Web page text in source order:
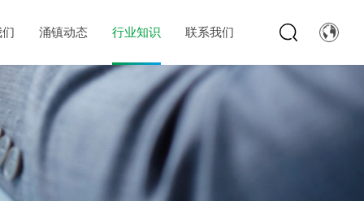
涌镇动态 行业知识 联系我们